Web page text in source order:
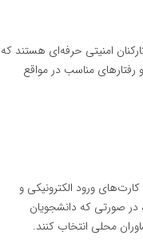
امنیتی حرفه‌ای هستند که
مناسب در مواقع
ورود الکترونیکی و
در صورتی که دانشجویان
محلی انتخاب کنند.